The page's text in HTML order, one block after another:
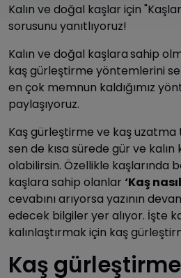
Kalın ve doğal kaşlar için
sorusunu yanıtlıyoruz!
Kalın ve doğal kaşlarasahip
kaş gürleştirme yöntemlerini
en çok memnun kaldığımız
paylaşıyoruz.
Kaş gürleştirme ve kaş uzatma
sen de kısa sürede gür ve
olabilirsin. Özellikle kaşlarında
kaşlara sahip olanlar ‘Kaş
cevabını arıyorsa yazının
edecek bilgiler yer alıyor. İşte
kalınlaştırmak için kaş
Kaş gürleştirme